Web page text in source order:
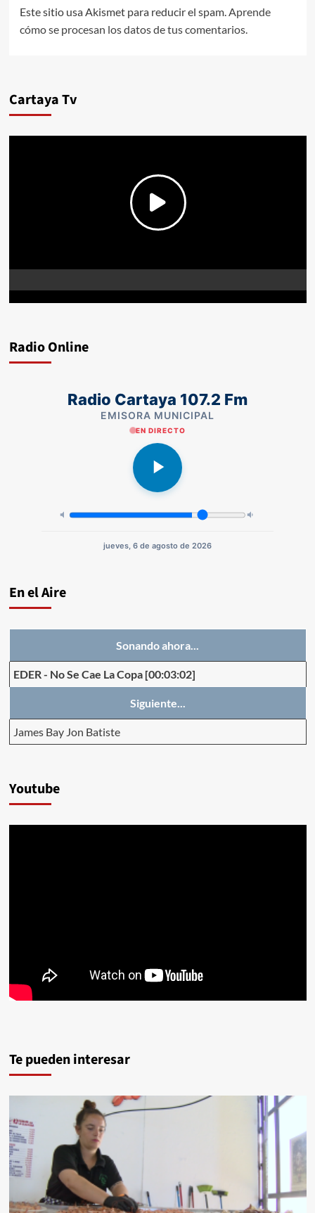
Este sitio usa Akismet para reducir el spam. Aprende
cómo se procesan los datos de tus comentarios.
Cartaya Tv
Radio Online
Radio Cartaya 107.2 Fm
EMISORA MUNICIPAL
EN DIRECTO
jueves, 6 de agosto de 2026
En el Aire
Sonando ahora...
EDER- No Se Cae La Copa [00:03:02]
Siguiente...
James Bay Jon Batiste
Youtube
Te pueden interesar